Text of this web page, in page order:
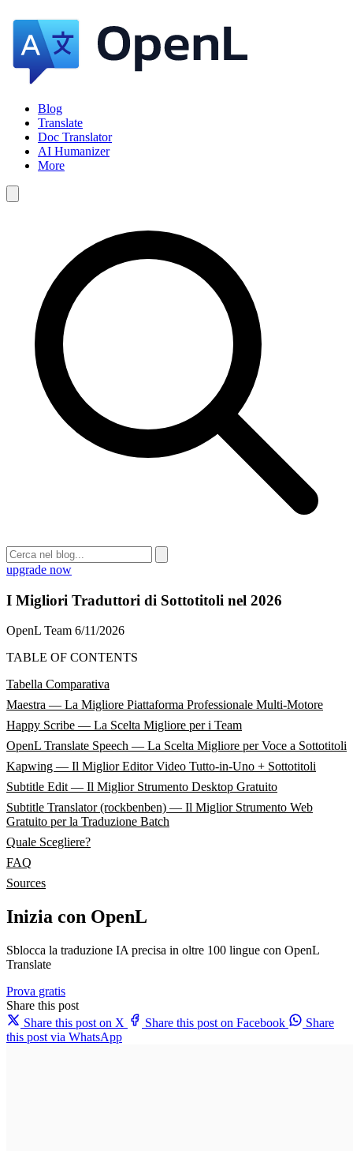
Blog
Translate
Doc Translator
AI Humanizer
More
upgrade now
I Migliori Traduttori di Sottotitoli nel 2026
OpenL Team 6/11/2026
TABLE OF CONTENTS
Tabella Comparativa
Maestra — La Migliore Piattaforma Professionale Multi-Motore
Happy Scribe — La Scelta Migliore per i Team
OpenL Translate Speech — La Scelta Migliore per Voce a Sottotitoli
Kapwing — Il Miglior Editor Video Tutto-in-Uno + Sottotitoli
Subtitle Edit — Il Miglior Strumento Desktop Gratuito
Subtitle Translator (rockbenben) — Il Miglior Strumento Web
Gratuito per la Traduzione Batch
Quale Scegliere?
FAQ
Sources
Inizia con OpenL
Sblocca la traduzione IA precisa in oltre 100 lingue con OpenL
Translate
Prova gratis
Share this post
Share this post on X
Share this post on Facebook
Share
this post via WhatsApp